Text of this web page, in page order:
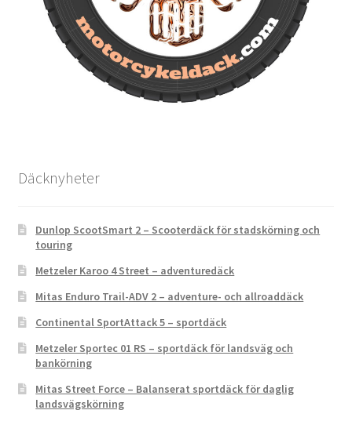
Däcknyheter
Dunlop ScootSmart 2 – Scooterdäck för stadskörning och
touring
Metzeler Karoo 4 Street – adventuredäck
Mitas Enduro Trail-ADV 2 – adventure- och allroaddäck
Continental SportAttack 5 – sportdäck
Metzeler Sportec 01 RS – sportdäck för landsväg och
bankörning
Mitas Street Force – Balanserat sportdäck för daglig
landsvägskörning